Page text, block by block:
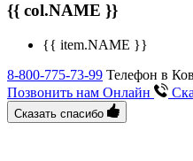
{{ col.NAME }}
{{ item.NAME }}
8-800-775-73-99 Телефон в
Позвонить нам Онлайн
Сказать спасибо